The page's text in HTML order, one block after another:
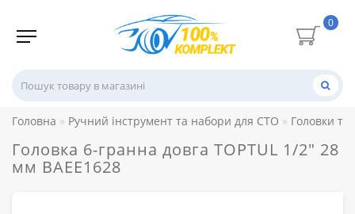
0
Головна Ручний інструмент та набори для СТО Головки
Головка 6-гранна довга TOPTUL 1/2" 28
мм BAEE1628